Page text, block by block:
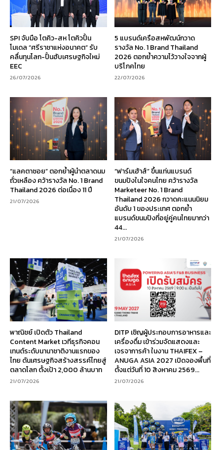
SPI จับมือ โตคิว-สห โตคิวปั้น
โมเดล “ศรีราชาแห่งอนาคต” รับ
คลื่นทุนโลก-ปั้นฮับเศรษฐกิจใหม่
EEC
26/07/2026
5 แบรนด์เครือสหพัฒน์กวาด
รางวัล No. 1 Brand Thailand
2026 ตอกย้ำความไว้วางใจจากผู้
บริโภคไทย
22/07/2026
“แลคตาซอย” ตอกย้ำผู้นำตลาดนม
ถั่วเหลือง คว้ารางวัล No. 1 Brand
Thailand 2026 ต่อเนื่อง 11 ปี
21/07/2026
“ฟาร์มเฮ้าส์” ขึ้นแท่นแบรนด์
ขนมปังในใจคนไทย คว้ารางวัล
Marketeer No. 1 Brand
Thailand 2026 กวาดคะแนนนิยม
อันดับ 1 ของประเทศ ตอกย้ำ
แบรนด์ขนมปังที่อยู่คู่คนไทยมากว่า
44...
21/07/2026
พาณิชย์ เปิดตัว Thailand
Content Market เวทีธุรกิจคอน
เทนต์ระดับนานาชาติงานแรกของ
ไทย ดันเศรษฐกิจสร้างสรรค์ไทยสู่
ตลาดโลก ตั้งเป้า 2,000 ล้านบาท
21/07/2026
DITP เชิญผู้ประกอบการอาหารและ
เครื่องดื่ม เข้าร่วมจัดแสดงและ
เจรจาการค้า ในงาน THAIFEX –
ANUGA ASIA 2027 เปิดจองพื้นที่
ตั้งแต่วันที่ 10 สิงหาคม 2569...
21/07/2026